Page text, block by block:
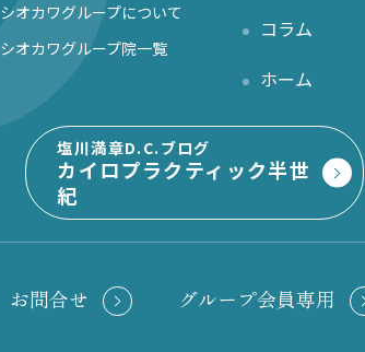
シオカワグループについて
シオカワグループ院一覧
コラム
ホーム
塩川満章D.C.ブログ
カイロプラクティック半世
紀
お問合せ グループ会員専用